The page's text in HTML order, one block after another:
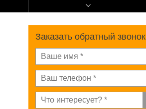
Заказать обратный звонок